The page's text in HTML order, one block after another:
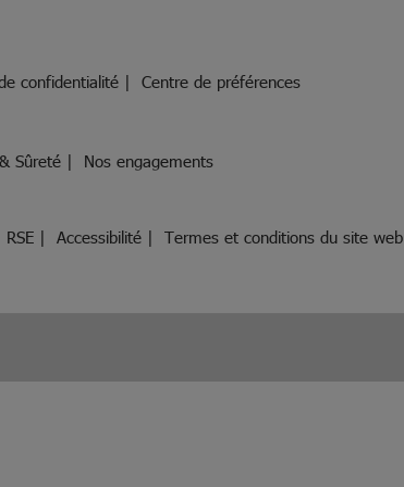
confidentialité Centre de préférences
Sûreté Nos engagements
RSE Accessibilité
Termes et conditions du site web